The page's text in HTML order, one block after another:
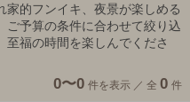
家的フンイキ、夜景が楽しめる
ご予算の条件に合わせて絞り込
福の時間を楽しんでくださ
0〜0 件を表示 ／ 全 0 件